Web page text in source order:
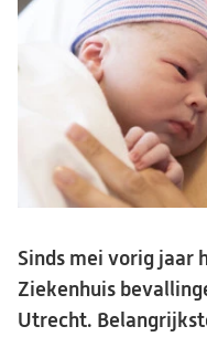
Sinds mei vorig jaar
Ziekenhuis
Utrecht.